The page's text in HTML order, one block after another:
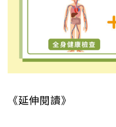
《延伸閱讀》